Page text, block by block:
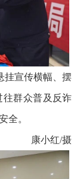
挂宣传横幅、摆
往群众普及反诈
全。
康小红/摄